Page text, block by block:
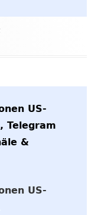
US-
Telegram
&
US-